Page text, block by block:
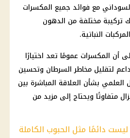
مع فوائد جميع المكسرات
تركيبة مختلفة من الدهون
النباتية.
أن المكسرات عمومًا تعد اختيارًا
لتقليل مخاطر السرطان وتحسين
العلمي بشأن العلاقة المباشرة بين
متفاوتًا ويحتاج إلى مزيد من
دائمًا مثل الحبوب الكاملة